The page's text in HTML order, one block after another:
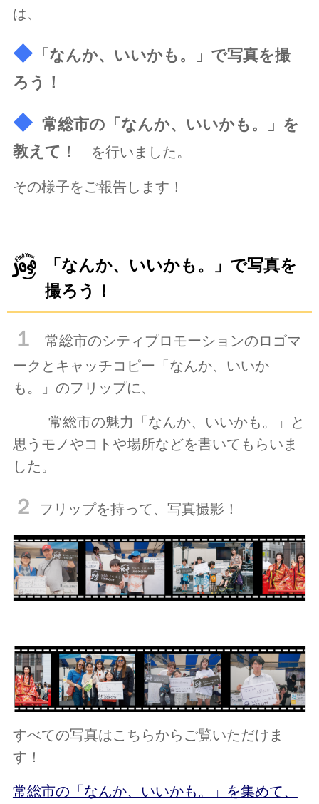
は、
◆ 「なんか、いいかも。」で写真を撮
ろう！
◆ 常総市の「なんか、いいかも。」を
教えて ！ を行いました。
その様子をご報告します！
「なんか、いいかも。」で写真を
撮ろう！
１
常総市のシティプロモーションのロゴマ
ークとキャッチコピー「なんか、いいか
も。」のフリップに、
常総市の魅力「なんか、いいかも。」と
思うモノやコトや場所などを書いてもらいま
した。
２ フリップを持って、写真撮影！
すべての写真はこちらからご覧いただけま
す！
常総市の「なんか、いいかも。」を集めて、